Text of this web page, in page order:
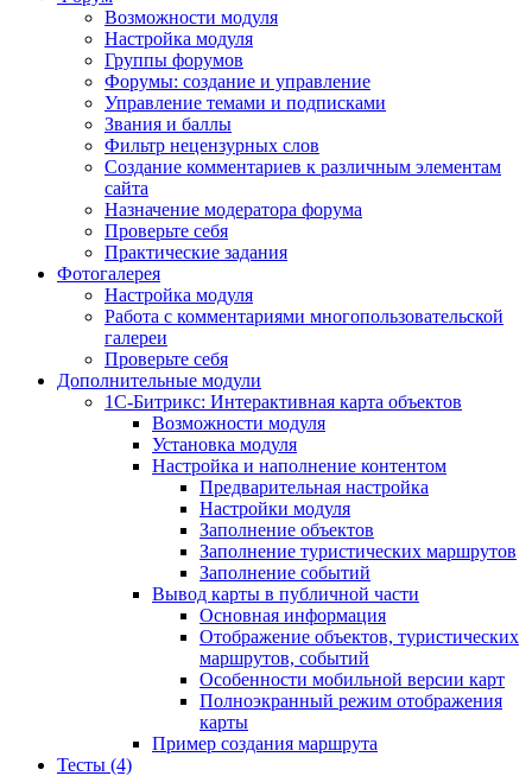
Возможности модуля
Настройка модуля
Группы форумов
Форумы: создание и управление
Управление темами и подписками
Звания и баллы
Фильтр нецензурных слов
Создание комментариев к различным элементам
сайта
Назначение модератора форума
Проверьте себя
Практические задания
Фотогалерея
Настройка модуля
Работа с комментариями многопользовательской
галереи
Проверьте себя
Дополнительные модули
1С-Битрикс: Интерактивная карта объектов
Возможности модуля
Установка модуля
Настройка и наполнение контентом
Предварительная настройка
Настройки модуля
Заполнение объектов
Заполнение туристических маршрутов
Заполнение событий
Вывод карты в публичной части
Основная информация
Отображение объектов, туристических
маршрутов, событий
Особенности мобильной версии карт
Полноэкранный режим отображения
карты
Пример создания маршрута
Тесты (4)